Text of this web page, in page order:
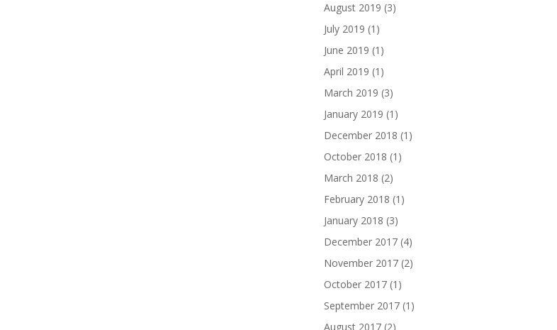
August 2019 (3)
July 2019 (1)
June 2019 (1)
April 2019 (1)
March 2019 (3)
January 2019 (1)
December 2018 (1)
October 2018 (1)
March 2018 (2)
February 2018 (1)
January 2018 (3)
December 2017 (4)
November 2017 (2)
October 2017 (1)
September 2017 (1)
August 2017 (2)